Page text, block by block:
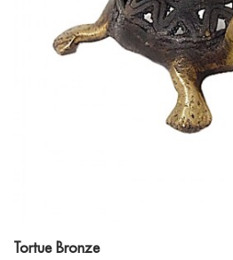
Tortue Bronze